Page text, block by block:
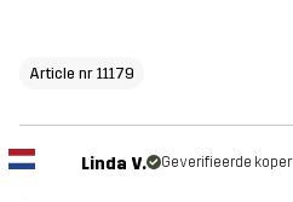
Article nr 11179
Linda V. Geverifieerde koper